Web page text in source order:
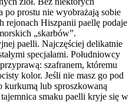
po prostu nie wyobrażają sobie
rejonach Hiszpanii paellę podaje
„skarbów”.
paelli. Najczęściej delikatnie
specjałami. Południowcy
szafranem, któremu
kolor. Jeśli nie masz go pod
kurkumą lub sproszkowaną
smaku paelli kryje się w